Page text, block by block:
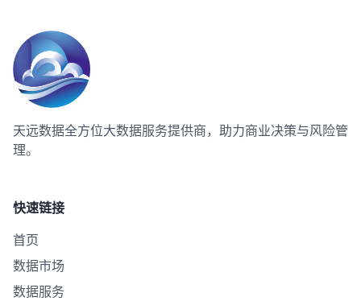
天远数据全方位大数据服务提供商，助力商业决策与风险管
理。
快速链接
首页
数据市场
数据服务